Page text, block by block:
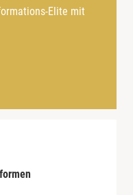
Elite mit